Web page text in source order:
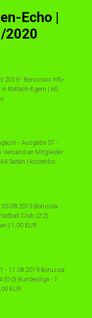
Echo |
2020
2019 - Borussias Info-
in Rottach-Egern | 60
- Ausgabe 57 -
Versand an Mitglieder
Seiten | kostenlos
03.08.2019 Borussia
Club (2:2)
| 1,00 EUR
- 17.08.2019 Borussia
(0:0) Bundesliga - 1.
EUR